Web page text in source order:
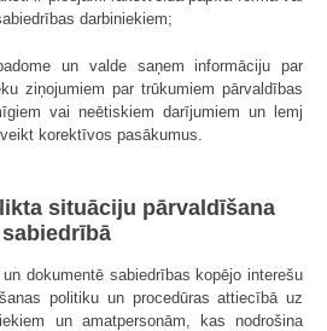
darbiniekiem;
un valde saņem informāciju par
ziņojumiem par trūkumiem pārvaldības
vai neētiskiem darījumiem un lemj
korektīvos pasākumus.
situāciju pārvaldīšana
sabiedrībā
dokumentē sabiedrības kopējo interešu
politiku un procedūras attiecībā uz
un amatpersonām, kas nodrošina